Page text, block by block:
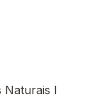
Naturais I